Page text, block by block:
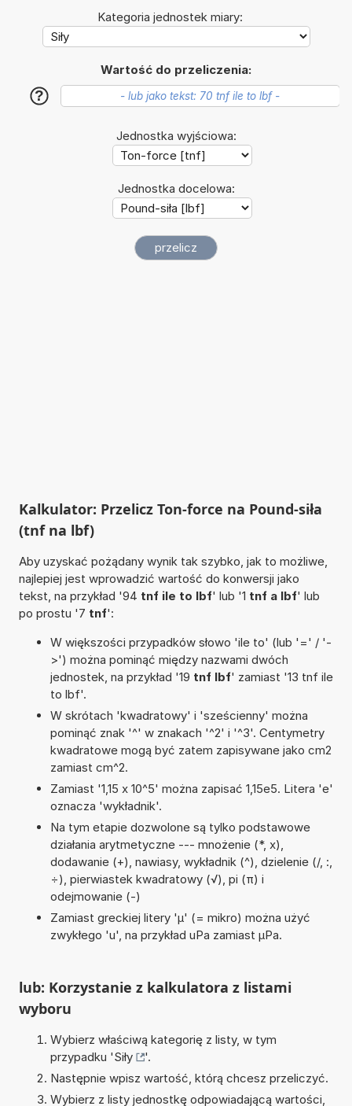
Kategoria jednostek miary:
Wartość do przeliczenia:
?
Jednostka wyjściowa:
Jednostka docelowa:
Kalkulator: Przelicz Ton-force na Pound-siła
(tnf na lbf)
Aby uzyskać pożądany wynik tak szybko, jak to możliwe,
najlepiej jest wprowadzić wartość do konwersji jako
tekst, na przykład '94 tnf ile to lbf' lub '1 tnf a lbf' lub
po prostu '7 tnf':
W większości przypadków słowo 'ile to' (lub '=' / '-
>') można pominąć między nazwami dwóch
jednostek, na przykład '19 tnf lbf' zamiast '13 tnf ile
to lbf'.
W skrótach 'kwadratowy' i 'sześcienny' można
pominąć znak '^' w znakach '^2' i '^3'. Centymetry
kwadratowe mogą być zatem zapisywane jako cm2
zamiast cm^2.
Zamiast '1,15 x 10^5' można zapisać 1,15e5. Litera 'e'
oznacza 'wykładnik'.
Na tym etapie dozwolone są tylko podstawowe
działania arytmetyczne --- mnożenie (*, x),
dodawanie (+), nawiasy, wykładnik (^), dzielenie (/, :,
÷), pierwiastek kwadratowy (√), pi (π) i
odejmowanie (-)
Zamiast greckiej litery 'µ' (= mikro) można użyć
zwykłego 'u', na przykład uPa zamiast µPa.
lub: Korzystanie z kalkulatora z listami
wyboru
Wybierz właściwą kategorię z listy, w tym
przypadku 'Siły
'.
Następnie wpisz wartość, którą chcesz przeliczyć.
Wybierz z listy jednostkę odpowiadającą wartości,